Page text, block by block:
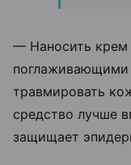
— Наносить
поглаживающими
травмировать
средство лучше
защищает